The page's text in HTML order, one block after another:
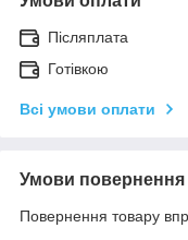
Післяплата
Готівкою
Всі умови оплати
Умови повернення
Повернення товару